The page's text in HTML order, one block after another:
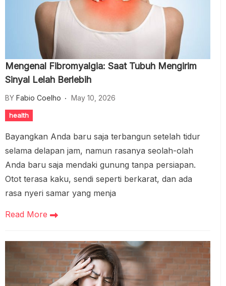
Mengenal Fibromyalgia: Saat Tubuh Mengirim
Sinyal Lelah Berlebih
BY Fabio Coelho May 10, 2026
health
Bayangkan Anda baru saja terbangun setelah tidur
selama delapan jam, namun rasanya seolah-olah
Anda baru saja mendaki gunung tanpa persiapan.
Otot terasa kaku, sendi seperti berkarat, dan ada
rasa nyeri samar yang menja
Read More